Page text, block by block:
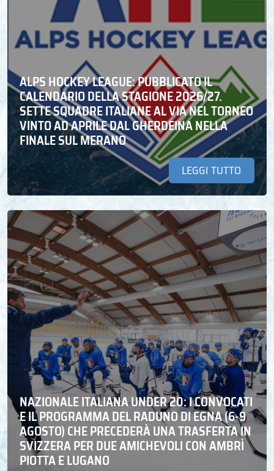
ALPS HOCKEY LEAGUE: PUBBLICATO IL
CALENDARIO DELLA STAGIONE 2026/27.
SETTE SQUADRE ITALIANE AL VIA NEL TORNEO
VINTO AD APRILE DAL GHERDEINA NELLA
FINALE SUL MERANO
LEGGI TUTTO
NAZIONALE ITALIANA UNDER 20: I CONVOCATI
E IL PROGRAMMA DEL RADUNO DI EGNA (6-9
AGOSTO) CHE PRECEDERÀ UNA TRASFERTA IN
SVIZZERA PER DUE AMICHEVOLI CON AMBRÌ
PIOTTA E LUGANO